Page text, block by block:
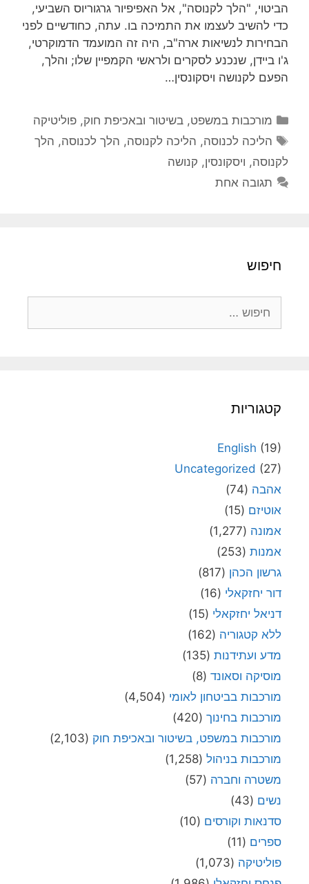
הביטוי, "הלך לקנוסה", אל האפיפיור גרגוריוס השביעי,
כדי להשיב לעצמו את התמיכה בו. עתה, כחודשיים לפני
הבחירות לנשיאות ארה"ב, היה זה המועמד הדמוקרטי,
ג'ו ביידן, שנכנע לסקרים ולראשי הקמפיין שלו; והלך,
הפעם לקנושה ויסקונסין…
קטגוריות
מורכבות במשפט, בשיטור ובאכיפת חוק,פוליטיקה
תגיות
הליכה לכנוסה, הליכה לקנוסה, הלך לכנוסה, הלך
לקנוסה, ויסקונסין, קנושה
תגובה אחת
חיפוש
קטגוריות
English (19)
Uncategorized (27)
אהבה (74)
אוטיזם (15)
אמונה (1,277)
אמנות (253)
גרשון הכהן (817)
דור יחזקאלי (16)
דניאל יחזקאלי (15)
ללא קטגוריה (162)
מדע ועתידנות (135)
מוסיקה וסאונד (8)
מורכבות בביטחון לאומי (4,504)
מורכבות בחינוך (420)
מורכבות במשפט, בשיטור ובאכיפת חוק (2,103)
מורכבות בניהול (1,258)
משטרה וחברה (57)
נשים (43)
סדנאות וקורסים (10)
ספרים (11)
פוליטיקה (1,073)